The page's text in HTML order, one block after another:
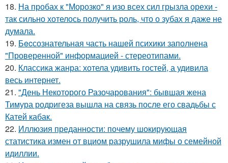
18. На пробах к "Морозко" я изо всех сил грызла орехи -
так сильно хотелось получить роль, что о зубах я даже не
думала.
19. Бecсознательная часть нашей психики заполнена
"Проверенной" информацией - стереотипами.
20. Классика жанра: хотела удивить гостей, а удивила
весь интернет.
21. "День Некоторого Разочарования": бывшая жена
Тимура родригеза вышла на связь после его свадьбы с
Катей кабак.
22. Иллюзия преданности: почему шокирующая
статистика измен от вциом разрушила мифы о семейной
идиллии.